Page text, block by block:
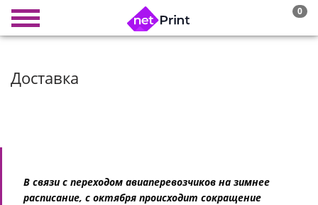
0
Доставка
В связи с переходом авиаперевозчиков на зимнее
расписание, с октября происходит сокращение